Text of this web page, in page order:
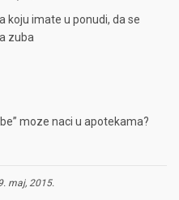
koju imate u ponudi, da se
zuba
moze naci u apotekama?
maj, 2015.